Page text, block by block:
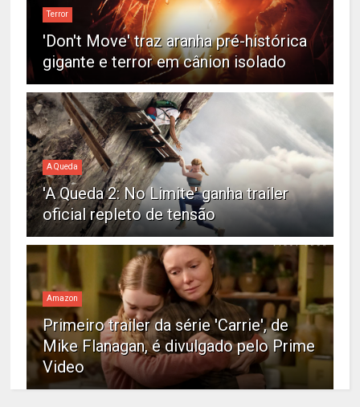
Terror
'Don't Move' traz aranha pré-histórica
gigante e terror em cânion isolado
A Queda
'A Queda 2: No Limite' ganha trailer
oficial repleto de tensão
Amazon
Primeiro trailer da série 'Carrie', de
Mike Flanagan, é divulgado pelo Prime
Video